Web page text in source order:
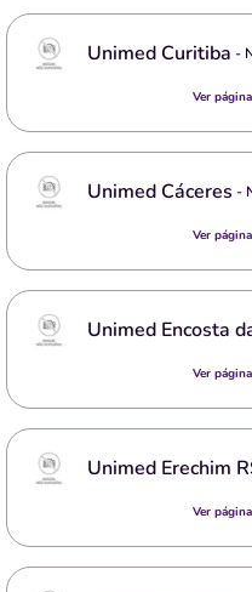
Unimed Curitiba -
Ver
Unimed Cáceres -
Ver
Unimed Encosta
Ver
Unimed Erechim
Ver